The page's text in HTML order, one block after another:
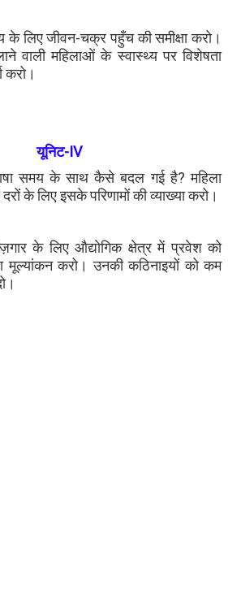
के लिए जीवन-चक्र पहुँच की समीक्षा करो।
वाली महिलाओं के स्वास्थ्य पर विशेषता
करो।
यूनिट-IV
समय के साथ कैसे बदल गई है? महिला
के लिए इसके परिणामों की व्याख्या करो।
के लिए औद्योगिक क्षेत्र में प्रवेश को
मूल्यांकन करो। उनकी कठिनाइयों को कम